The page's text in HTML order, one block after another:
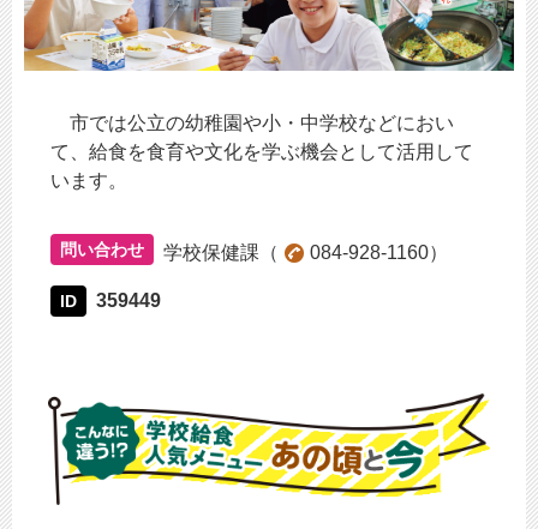
市では公立の幼稚園や小・中学校などにおい
て、給食を食育や文化を学ぶ機会として活用して
います。
問い合わせ 学校保健課 084-928-1160
ID 359449